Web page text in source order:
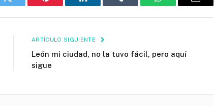
Twitter Pinterest LinkedIn Tumblr WhatsAppEmail
ARTÍCULO SIGUIENTE
León mi ciudad, no la tuvo fácil, pero aquí
sigue